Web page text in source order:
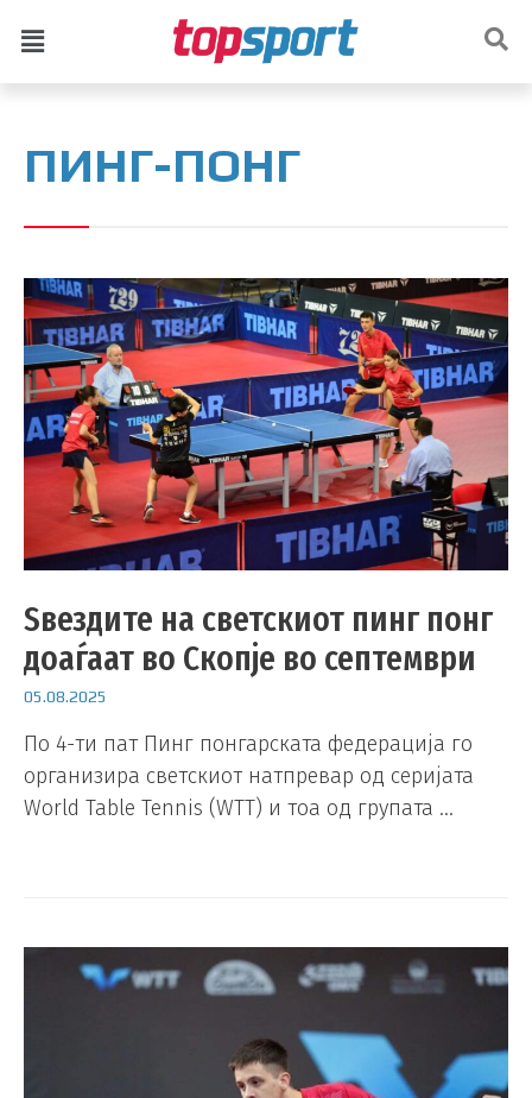
ПИНГ-ПОНГ
Ѕвездите на светскиот пинг понг
доаѓаат во Скопје во септември
05.08.2025
По 4-ти пат Пинг понгарската федерација го
организира светскиот натпревар од серијата
World Table Tennis (WTT) и тоа од групата …